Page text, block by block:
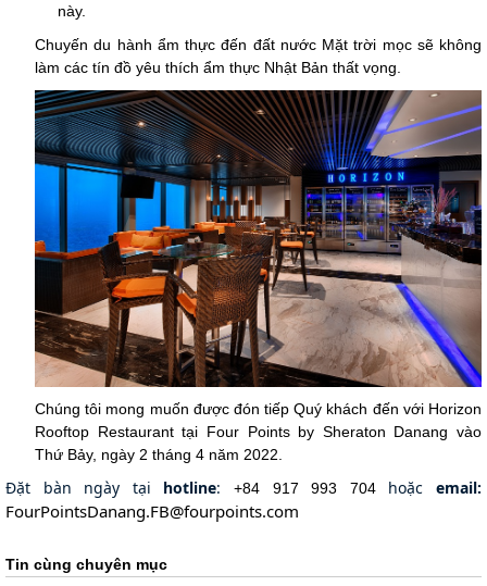
này.
Chuyến du hành ẩm thực đến đất nước Mặt trời mọc sẽ không
làm các tín đồ yêu thích ẩm thực Nhật Bản thất vọng.
Chúng tôi mong muốn được đón tiếp Quý khách đến với Horizon
Rooftop Restaurant tại Four Points by Sheraton Danang vào
Thứ Bảy, ngày 2 tháng 4 năm 2022.
Đặt bàn ngày tại hotline:+84 917 993 704hoặcemail:
FourPointsDanang.FB@fourpoints.com
Tin cùng chuyên mục